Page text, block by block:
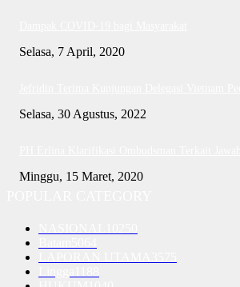
Selasa, 7 April, 2020
Selasa, 30 Agustus, 2022
Minggu, 15 Maret, 2020